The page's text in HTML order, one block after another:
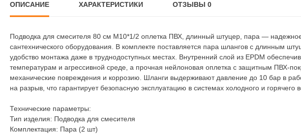
ОПИСАНИЕ ХАРАКТЕРИСТИКИ ОТЗЫВЫ 0
Подводка для смесителя 80 см М10*1/2 оплетка ПВХ, длинный штуцер, пара —
сантехнического оборудования. В комплекте поставляется пара шлангов с длинным
удобство монтажа даже в труднодоступных местах. Внутренний слой из ЕРDМ
температурам и агрессивной среде, а прочная нейлоновая оплетка с защитным ПВХ-
механические повреждения и коррозию. Шланги выдерживают давление до 10 бар в
на разрыв, что гарантирует безопасную эксплуатацию в системах холодного и горячего
Технические параметры:
Тип изделия: Подводка для смесителя
Комплектация: Пара (2 шт)